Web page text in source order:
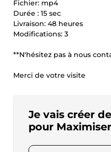
Fichier: mp4
Durée : 15 sec
Livraison: 48 heures
Modifications: 3
**N'hésitez pas à nous
Merci de votre visite
Je vais créer
pour